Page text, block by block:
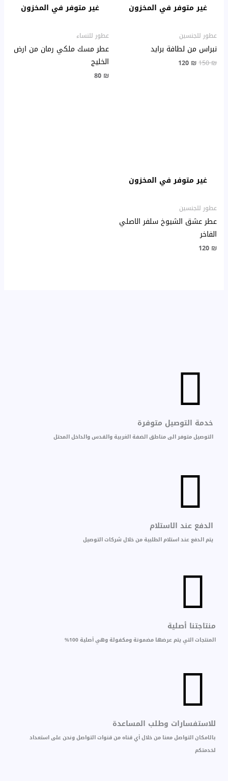
غير متوفر في المخزون
عطور للجنسين
نبراس من لطافة برايد
150₪
120 ₪
غير متوفر في المخزون
عطور للنساء
عطر مسك ملكي رمان من ارض
الخليج
80 ₪
غير متوفر في المخزون
عطور للجنسين
عطر عشق الشيوخ سلفر الاصلي
الفاخر
120 ₪
خدمة التوصيل متوفرة
التوصيل متوفر الى مناطق الضفة الغربية والقدس والداخل المحتل
الدفع عند الاستلام
يتم الدفع عند استلام الطلبية من خلال شركات التوصيل
منتاجتنا أصلية
المنتجات التي يتم عرضها مضمونة ومكفولة وهي أصلية 100%
للاستفسارات وطلب المساعدة
بالامكان التواصل معنا من خلال أي قناه من قنوات التواصل ونحن على استعداد
لخدمتكم